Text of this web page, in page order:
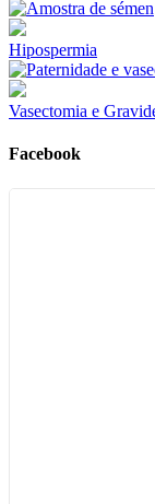
Hipospermia
Vasectomia e
Facebook